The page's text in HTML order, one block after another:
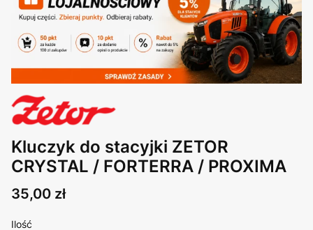
Kluczyk do stacyjki ZETOR
CRYSTAL / FORTERRA / PROXIMA
Cena
35,00 zł
Ilość